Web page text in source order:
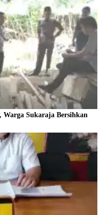
Warga Sukaraja Bersihkan